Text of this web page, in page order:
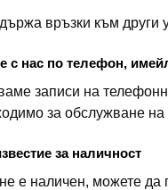
връзки към други
с нас по телефон,
записи на
за обслужване
за наличност
е наличен, можете